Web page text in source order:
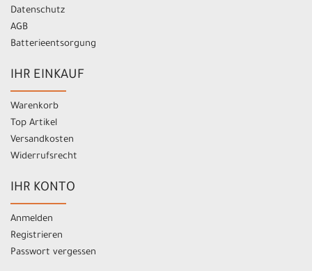
Datenschutz
AGB
Batterieentsorgung
IHR EINKAUF
Warenkorb
Top Artikel
Versandkosten
Widerrufsrecht
IHR KONTO
Anmelden
Registrieren
Passwort vergessen